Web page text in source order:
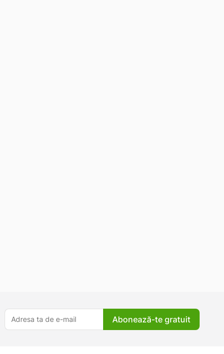
Abonează-te gratuit